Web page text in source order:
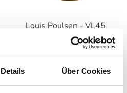
Details Über Cookies
Louis Poulsen - VL45
Radiohus portable
399,00 €
Farbeauswählen